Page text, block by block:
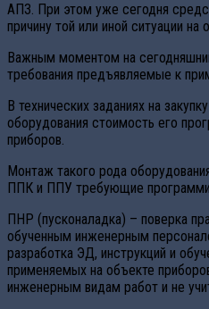
АПЗ. При этом уже сегодня
причину той или иной ситуации на
Важным моментом на
требования предъявляемые к
В технических заданиях на
оборудования стоимость его
приборов.
Монтаж такого рода
ППК и ППУ требующие
ПНР (пусконаладка) – поверка
обученным инженерным
разработка ЭД, инструкций и
применяемых на объекте
инженерным видам работ и не